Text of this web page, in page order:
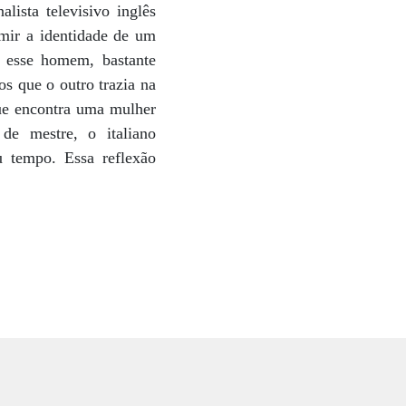
televisivo inglês
a identidade de um
homem, bastante
que o outro trazia na
encontra uma mulher
mestre, o italiano
Essa reflexão